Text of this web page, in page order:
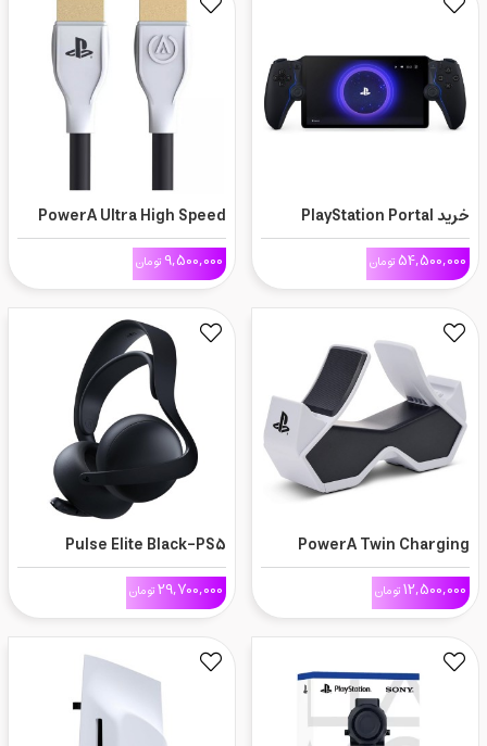
خرید PlayStation Portal
Black
54,500,000 تومان
PowerA Ultra High Speed
HDMI Cable-PS5
9,500,000 تومان
PowerA Twin Charging
Station-PS5
12,500,000تومان
Pulse Elite Black-PS5
29,700,000تومان